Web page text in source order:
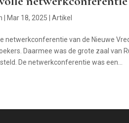
Mar 18, 2025 |Artikel
netwerkconferentie van de Nieuwe
Daarmee was de grote zaal van
De netwerkconferentie was een...